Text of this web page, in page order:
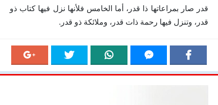
قدر صار بمراعاتها ذا قدر، أما الخامس فلأنها نزل فيها كتاب ذو
قدر، وتنزل فيها رحمة ذات قدر، وملائكة ذو قدر.